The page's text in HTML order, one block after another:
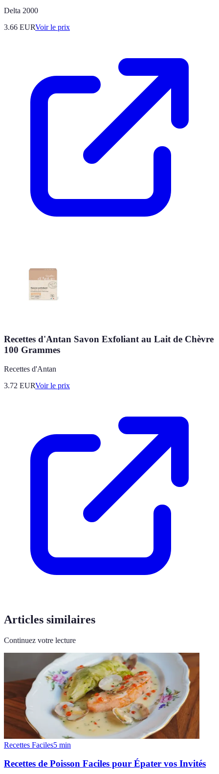
Delta 2000
3.66 EURVoir le prix
Recettes d'Antan Savon Exfoliant au Lait de Chèvre
100 Grammes
Recettes d'Antan
3.72 EURVoir le prix
Articles similaires
Continuez votre lecture
Recettes Faciles5 min
Recettes de Poisson Faciles pour Épater vos Invités